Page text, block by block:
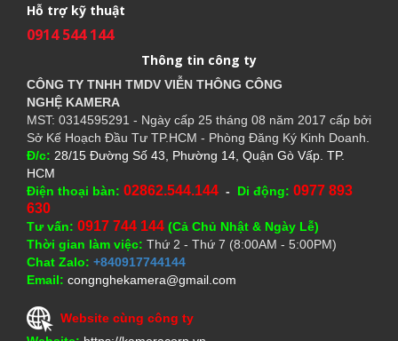
Hỗ trợ kỹ thuật
0914 544 144
Thông tin công ty
CÔNG TY TNHH TMDV VIỄN THÔNG CÔNG
NGHỆ KAMERA
MST: 0314595291 - Ngày cấp 25 tháng 08 năm 2017 cấp bởi
Sở Kế Hoạch Đầu Tư TP.HCM - Phòng Đăng Ký Kinh Doanh.
Đ/c: 28/15 Đường Số 43, Phường 14, Quận Gò Vấp. TP.
HCM
Điện thoại bàn: 02862.544.144 - Di động: 0977 893
630
Tư vấn: 0917 744 144 (Cả Chủ Nhật & Ngày Lễ)
Thời gian làm việc: Thứ 2 - Thứ 7 (8:00AM - 5:00PM)
Chat Zalo: +840917744144
Email: congnghekamera@gmail.com
Website cùng công ty